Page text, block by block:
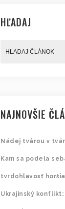
HĽADAJ
NAJNOVŠIE
Nádej tvárou v
Kam sa podela
tvrdohlavosť
Ukrajinský konflikt: